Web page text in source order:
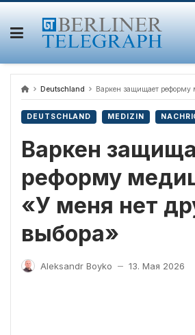
Skip
content
Deutschland Варкен защищает реформу
DEUTSCHLAND MEDIZIN
Варкен
реформу
«У меня нет
выбора»
Aleksandr Boyko — 13. Мая 2026